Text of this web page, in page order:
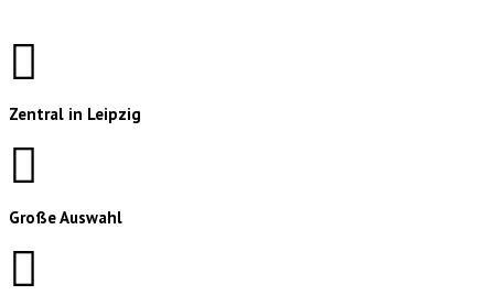
Zentral in Leipzig
Große Auswahl